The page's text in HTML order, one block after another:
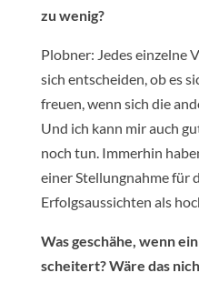
zu wenig?
Plobner: Jedes einzelne
sich entscheiden, ob es
freuen, wenn sich die
Und ich kann mir auch
noch tun. Immerhin
einer Stellungnahme für
Erfolgsaussichten als
Was geschähe, wenn
scheitert? Wäre das